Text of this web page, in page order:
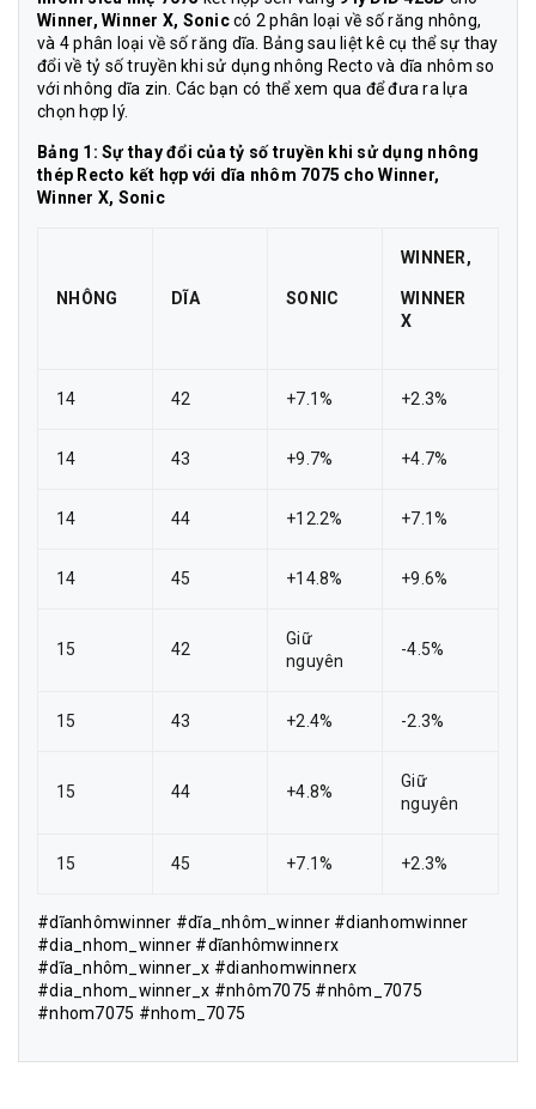
Winner, Winner X, Soniccó 2 phân loại về số răng nhông,
và 4 phân loại về số răng dĩa. Bảng sau liệt kê cụ thể sự thay
đổi về tỷ số truyền khi sử dụng nhông Recto và dĩa nhôm so
với nhông dĩa zin. Các bạn có thể xem qua để đưa ra lựa
chọn hợp lý.
Bảng 1: Sự thay đổi của tỷ số truyền khi sử dụng nhông
thép Recto kết hợp với dĩa nhôm 7075 cho Winner,
Winner X, Sonic
NHÔNG DĨA SONIC
WINNER,
WINNER
X
14 42 +7.1% +2.3%
14 43 +9.7% +4.7%
14 44 +12.2% +7.1%
14 45 +14.8% +9.6%
15 42
Giữ
nguyên
-4.5%
15 43 +2.4% -2.3%
15 44 +4.8%
Giữ
nguyên
15 45 +7.1% +2.3%
#dĩanhômwinner #dĩa_nhôm_winner #dianhomwinner
#dia_nhom_winner #dĩanhômwinnerx
#dĩa_nhôm_winner_x #dianhomwinnerx
#dia_nhom_winner_x #nhôm7075 #nhôm_7075
#nhom7075 #nhom_7075